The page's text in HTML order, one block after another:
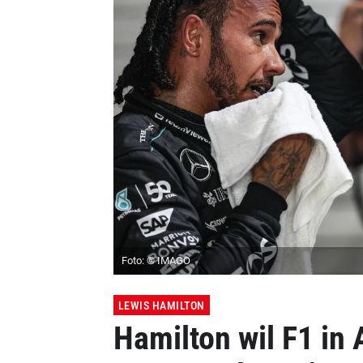
Foto: © IMAGO
LEWIS HAMILTON
Hamilton wil F1 in